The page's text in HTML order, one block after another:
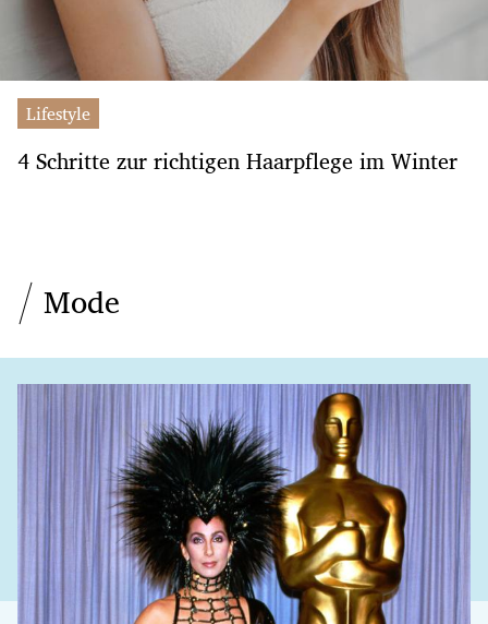
Lifestyle
4 Schritte zur richtigen Haarpflege im Winter
Mode